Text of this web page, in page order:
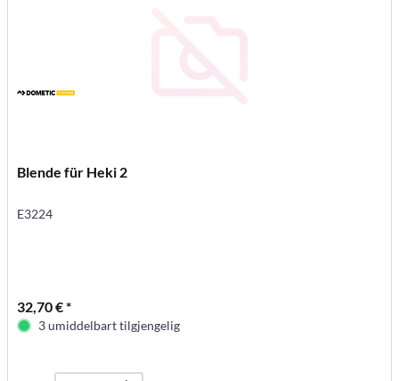
Blende für Heki 2
E3224
32,70 € *
3 umiddelbart tilgjengelig